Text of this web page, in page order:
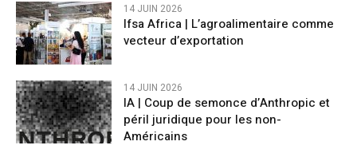
14 JUIN 2026
Ifsa Africa | L’agroalimentaire comme
vecteur d’exportation
14 JUIN 2026
IA | Coup de semonce d’Anthropic et
péril juridique pour les non-
Américains